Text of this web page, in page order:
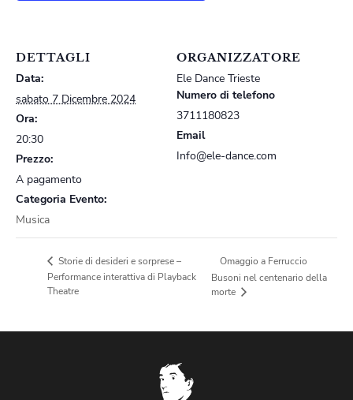
DETTAGLI
Data:
sabato 7 Dicembre 2024
Ora:
20:30
Prezzo:
A pagamento
Categoria Evento:
Musica
ORGANIZZATORE
Ele Dance Trieste
Numero di telefono
3711180823
Email
Info@ele-dance.com
Storie di desideri e sorprese –
Performance interattiva di Playback
Theatre
Omaggio a Ferruccio
Busoni nel centenario della
morte